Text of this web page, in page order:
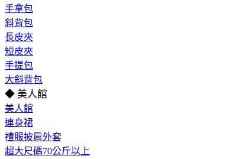
手拿包
斜背包
長皮夾
短皮夾
手提包
大斜背包
◆ 美人館
美人館
連身裙
禮服披肩外套
超大尺碼70公斤以上